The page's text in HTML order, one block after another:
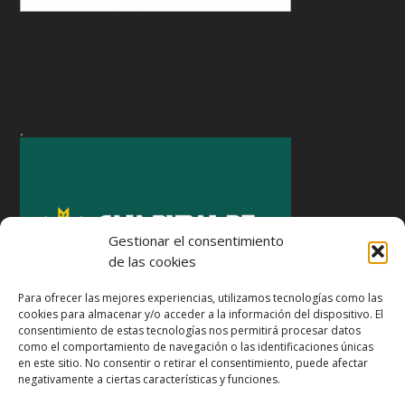
Gestionar el consentimiento
de las cookies
Para ofrecer las mejores experiencias, utilizamos tecnologías como las
cookies para almacenar y/o acceder a la información del dispositivo. El
consentimiento de estas tecnologías nos permitirá procesar datos
como el comportamiento de navegación o las identificaciones únicas
en este sitio. No consentir o retirar el consentimiento, puede afectar
negativamente a ciertas características y funciones.
.